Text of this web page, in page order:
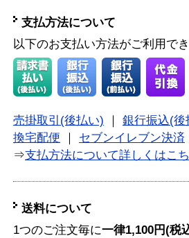
支払方法について
以下のお支払い方法がご利用で
売掛取引(後払い)
銀行振込(後
換宅配便
セブンイレブン決済
⇒支払方法について詳しくはこ
送料について
1つのご注文毎に一律1,100円(税